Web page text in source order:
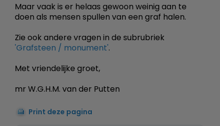
Maar vaak is er helaas gewoon weinig aan te
doen als mensen spullen van een graf halen.
Zie ook andere vragen in de subrubriek
'Grafsteen / monument'.
Met vriendelijke groet,
mr W.G.H.M. van der Putten
Print deze pagina